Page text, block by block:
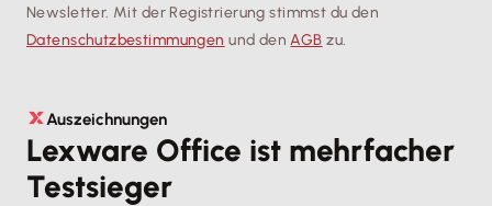
Newsletter. Mit der Registrierung stimmst du den
Datenschutz­bestimmungen und denAGB zu.
Auszeichnungen
Lexware Office ist mehrfacher
Testsieger